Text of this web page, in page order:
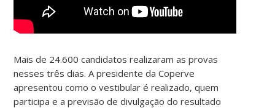
Mais de 24.600 candidatos realizaram as provas
nesses três dias. A presidente da Coperve
apresentou como o vestibular é realizado, quem
participa e a previsão de divulgação do resultado